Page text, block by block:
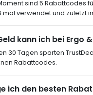
sind 5 Rabattcodes
mal verwendet und zuletzt
kann ich bei Ergo
30 Tagen sparten
Rabattcodes.
ich den besten